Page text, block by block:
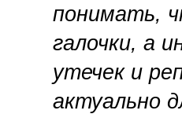
понимать,
галочки, а
утечек и
актуально